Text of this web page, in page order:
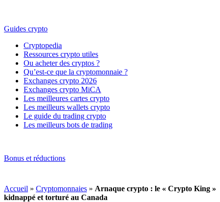
Guides crypto
Cryptopedia
Ressources crypto utiles
Ou acheter des cryptos ?
Qu’est-ce que la cryptomonnaie ?
Exchanges crypto 2026
Exchanges crypto MiCA
Les meilleures cartes crypto
Les meilleurs wallets crypto
Le guide du trading crypto
Les meilleurs bots de trading
Bonus et réductions
Accueil » Cryptomonnaies » Arnaque crypto : le « Crypto King »
kidnappé et torturé au Canada